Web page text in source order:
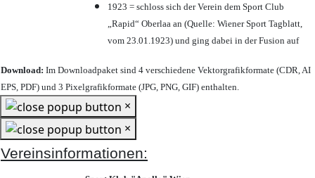
1923 = schloss sich der Verein dem Sport Club
„Rapid“ Oberlaa an (Quelle: Wiener Sport Tagblatt,
vom 23.01.1923) und ging dabei in der Fusion auf
Download: Im Downloadpaket sind 4 verschiedene Vektorgrafikformate (CDR, AI
EPS, PDF) und 3 Pixelgrafikformate (JPG, PNG, GIF) enthalten.
×
×
Vereinsinformationen: